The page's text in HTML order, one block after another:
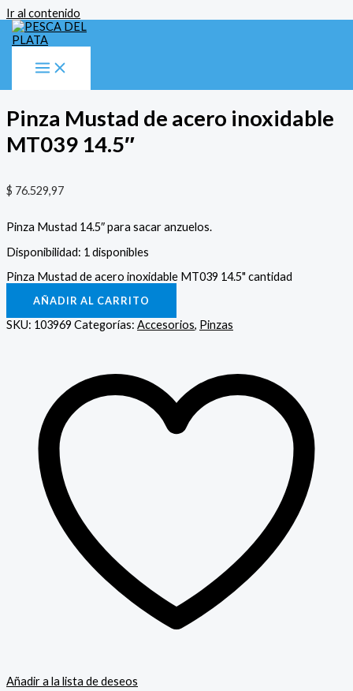
Ir al contenido
MT039 14.5″
Pinza Mustad de acero inoxidable
MT039 14.5″
$ 76.529,97
Pinza Mustad 14.5″ para sacar anzuelos.
Disponibilidad: 1 disponibles
Pinza Mustad de acero inoxidable MT039 14.5" cantidad
AÑADIR AL CARRITO
SKU: 103969 Categorías: Accesorios, Pinzas
Añadir a la lista de deseos